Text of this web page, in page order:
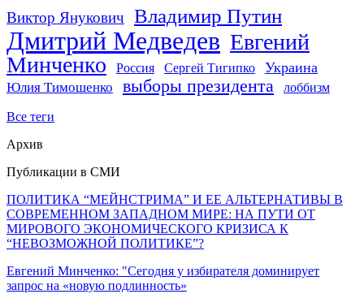
Виктор Янукович Владимир Путин
Дмитрий Медведев Евгений
Минченко
Россия Сергей Тигипко Украина
Юлия Тимошенко выборы президента лоббизм
Все теги
Архив
Публикации в СМИ
ПОЛИТИКА “МЕЙНСТРИМА” И ЕЕ АЛЬТЕРНАТИВЫ В
СОВРЕМЕННОМ ЗАПАДНОМ МИРЕ: НА ПУТИ ОТ
МИРОВОГО ЭКОНОМИЧЕСКОГО КРИЗИСА К
“НЕВОЗМОЖНОЙ ПОЛИТИКЕ”?
Евгений Минченко: "Сегодня у избирателя доминирует
запрос на «новую подлинность»